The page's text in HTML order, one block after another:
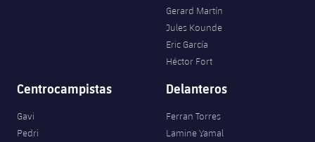
Gerard Martín
Jules Kounde
Eric García
Héctor Fort
Centrocampistas
Gavi
Pedri
Delanteros
Ferran Torres
Lamine Yamal